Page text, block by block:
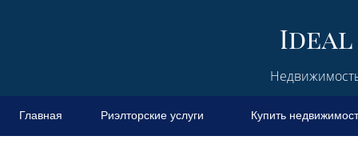
Главная Риэлторские услуги Купить